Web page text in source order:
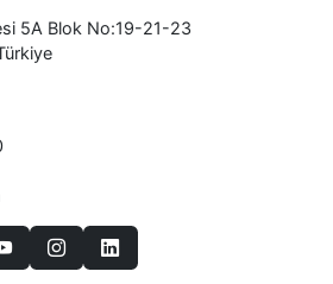
5A Blok No:19-21-23